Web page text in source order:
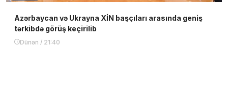
Azərbaycan və Ukrayna XİN başçıları arasında geniş
tərkibdə görüş keçirilib
Dünən / 21:40